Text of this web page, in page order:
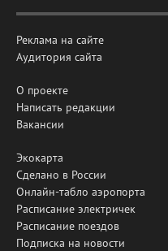
Реклама на сайте
Аудитория сайта
О проекте
Написать редакции
Вакансии
Экокарта
Сделано в России
Онлайн-табло аэропорта
Расписание электричек
Расписание поездов
Подписка на новости